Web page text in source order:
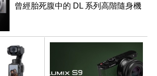
曾經胎死腹中的 DL 系列高階隨身機